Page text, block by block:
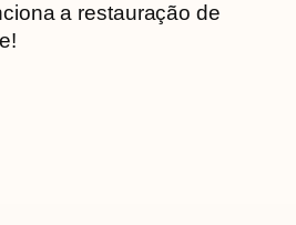
a restauração de